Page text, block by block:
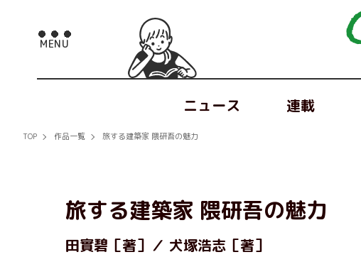
ニュース 連載
TOP 作品一覧 旅する建築家 隈研吾の魅力
旅する建築家 隈研吾の魅力
田實碧［著］ 犬塚浩志［著］